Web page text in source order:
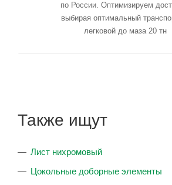
по России. Оптимизируем
выбирая оптимальный
легковой до маза 20 тн
Также ищут
Лист нихромовый
Цокольные доборные элементы